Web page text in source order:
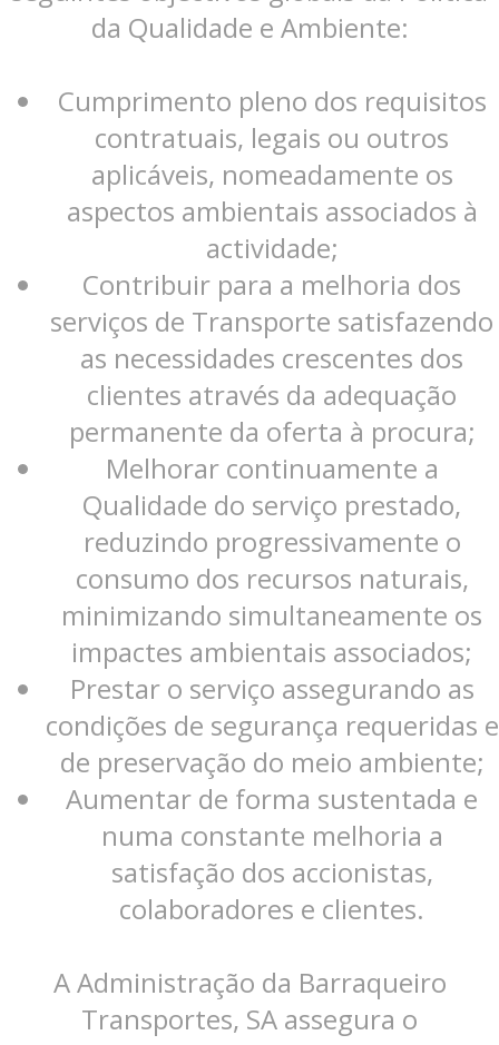
da Qualidade e Ambiente:
Cumprimento pleno dos requisitos
contratuais, legais ou outros
aplicáveis, nomeadamente os
aspectos ambientais associados à
actividade;
Contribuir para a melhoria dos
serviços de Transporte satisfazendo
as necessidades crescentes dos
clientes através da adequação
permanente da oferta à procura;
Melhorar continuamente a
Qualidade do serviço prestado,
reduzindo progressivamente o
consumo dos recursos naturais,
minimizando simultaneamente os
impactes ambientais associados;
Prestar o serviço assegurando as
condições de segurança requeridas e
de preservação do meio ambiente;
Aumentar de forma sustentada e
numa constante melhoria a
satisfação dos accionistas,
colaboradores e clientes.
A Administração da Barraqueiro
Transportes, SA assegura o